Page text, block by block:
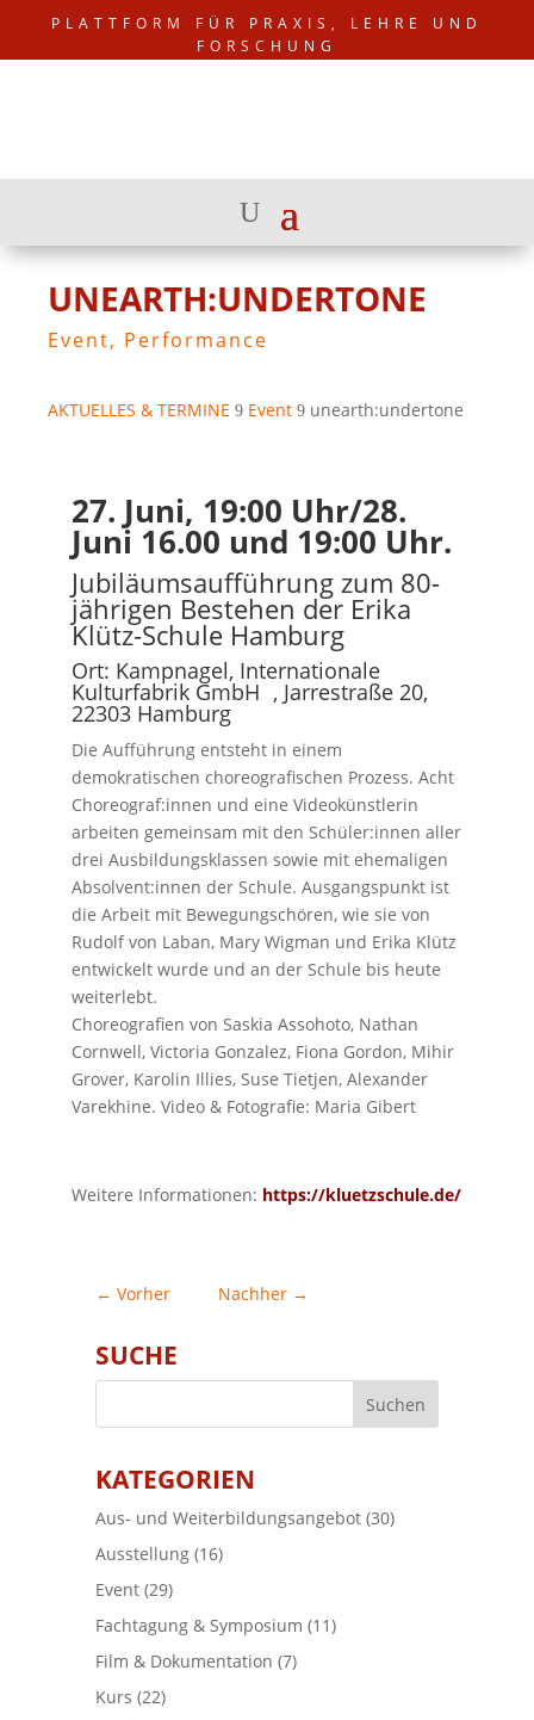
PLATTFORM FÜR PRAXIS, LEHRE UND
FORSCHUNG
UNEARTH:UNDERTONE
Event, Performance
AKTUELLES & TERMINE 9 Event 9 unearth:undertone
27. Juni, 19:00 Uhr/28.
Juni 16.00 und 19:00 Uhr.
Jubiläumsaufführung zum 80-
jährigen Bestehen der Erika
Klütz-Schule Hamburg
Ort: Kampnagel, Internationale
Kulturfabrik GmbH , Jarrestraße 20,
22303 Hamburg
Die Aufführung entsteht in einem
demokratischen choreografischen Prozess. Acht
Choreograf:innen und eine Videokünstlerin
arbeiten gemeinsam mit den Schüler:innen aller
drei Ausbildungsklassen sowie mit ehemaligen
Absolvent:innen der Schule. Ausgangspunkt ist
die Arbeit mit Bewegungschören, wie sie von
Rudolf von Laban, Mary Wigman und Erika Klütz
entwickelt wurde und an der Schule bis heute
weiterlebt.
Choreografien von Saskia Assohoto, Nathan
Cornwell, Victoria Gonzalez, Fiona Gordon, Mihir
Grover, Karolin Illies, Suse Tietjen, Alexander
Varekhine. Video & Fotografie: Maria Gibert
Weitere Informationen: https://kluetzschule.de/
← Vorher Nachher →
SUCHE
KATEGORIEN
Aus- und Weiterbildungsangebot (30)
Ausstellung (16)
Event (29)
Fachtagung & Symposium (11)
Film & Dokumentation (7)
Kurs (22)